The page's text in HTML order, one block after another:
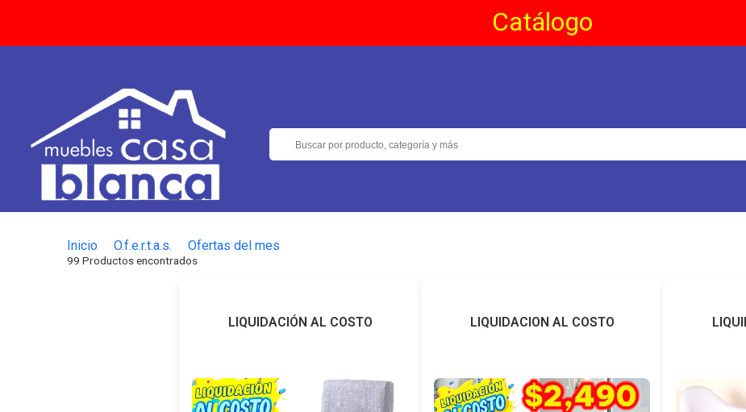
Catálogo
Inicio O.f.e.r.t.a.s. Ofertas del mes
99 Productos encontrados
LIQUIDACIÓN AL COSTO LIQUIDACION AL COSTO